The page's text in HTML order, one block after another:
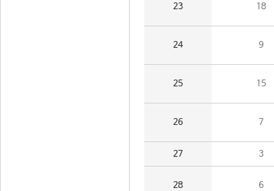
23 18
24 9
25 15
26 7
27 3
28 6